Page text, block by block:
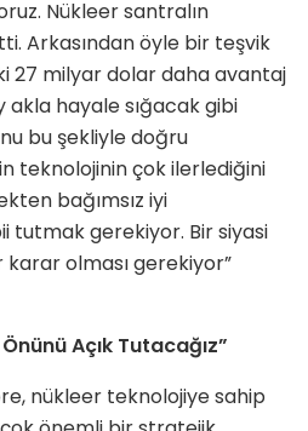
Nükleer santralın
Arkasından öyle bir teşvik
27 milyar dolar daha avantaj
akla hayale sığacak gibi
bu şekliyle doğru
teknolojinin çok ilerlediğini
bağımsız iyi
gerekiyor. Bir siyasi
olması gerekiyor”
Açık Tutacağız”
nükleer teknolojiye sahip